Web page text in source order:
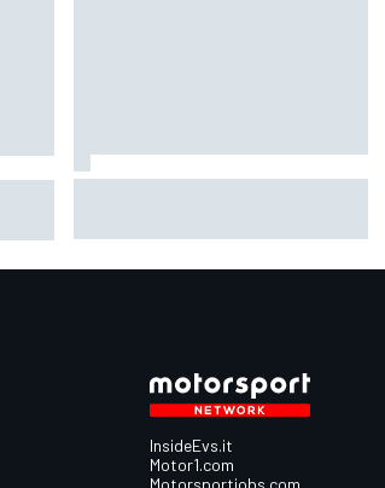
Gran Bretagna fino al 2028
InsideEvs.it
Motor1.com
Motorsportjobs.com